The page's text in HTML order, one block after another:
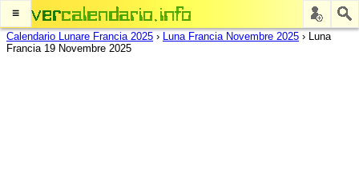
≡
Calendario Lunare Francia 2025 › Luna Francia Novembre 2025 › Luna
Francia 19 Novembre 2025